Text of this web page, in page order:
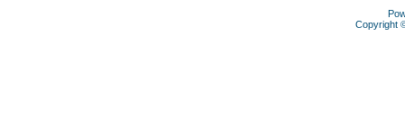
Copyright